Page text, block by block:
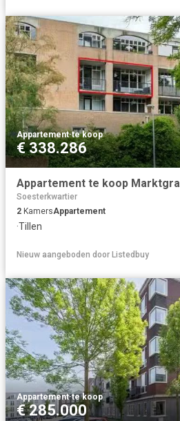
Appartement·te koop
€ 338.286
Soesterkwartier
2 KamersAppartement
·Tillen
Nieuw aangeboden door Listedbuy
Appartement·te koop
€ 285.000